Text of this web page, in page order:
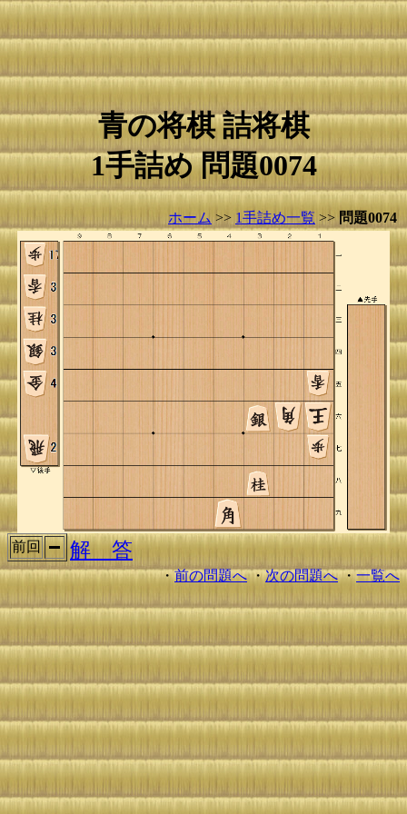
青の将棋 詰将棋
1手詰め 問題0074
ホーム >> 1手詰め一覧 >> 問題0074
前回 解 答
・前の問題へ・次の問題へ・一覧へ